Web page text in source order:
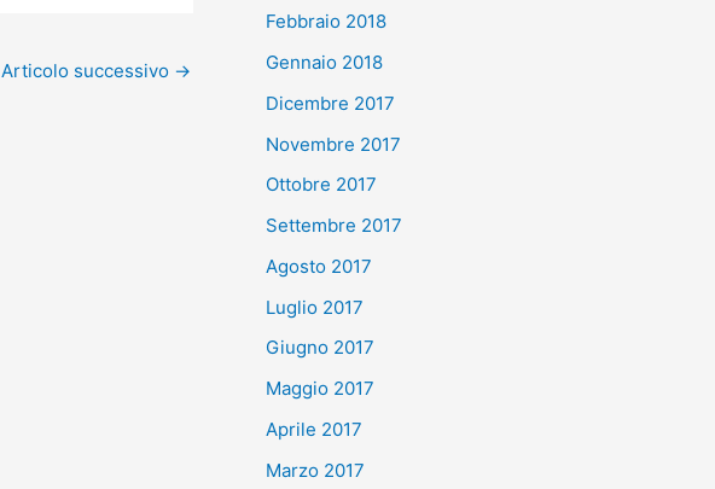
Articolo successivo →
Febbraio 2018
Gennaio 2018
Dicembre 2017
Novembre 2017
Ottobre 2017
Settembre 2017
Agosto 2017
Luglio 2017
Giugno 2017
Maggio 2017
Aprile 2017
Marzo 2017